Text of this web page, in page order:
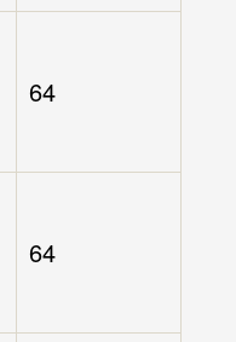
64
64